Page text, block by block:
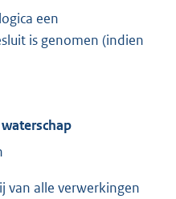
een
is genomen (indien
van alle verwerkingen